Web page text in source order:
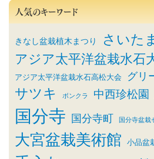
人気のキーワード
きなし盆栽植木まつり さいた
アジア太平洋盆栽水石
アジア太平洋盆栽水石高松大会 グリ
サツキ ボンクラ 中西珍松園
国分寺 国分寺町 国分寺盆栽
大宮盆栽美術館 小品盆